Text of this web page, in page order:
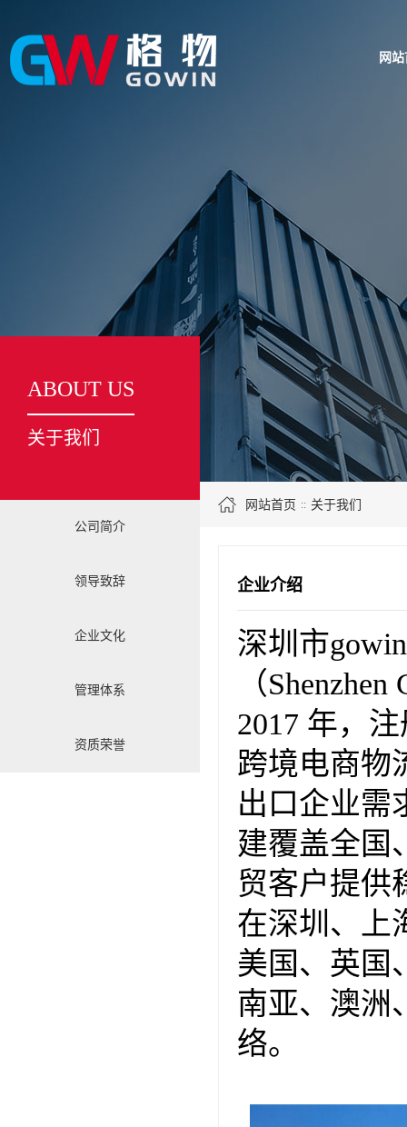
网
网站首页 :: 关于我们
ABOUT US
关于我们
公司简介
领导致辞
企业文化
管理体系
资质荣誉
企业介绍
深圳市gowin
（
2017 年，
跨境电商物
出口企业需
建覆盖全国
贸客户提供
在深圳、上
美国、英国
南亚、澳洲
络。